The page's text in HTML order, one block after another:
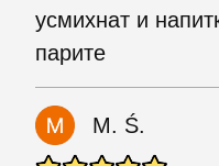
усмихнат и
парите
M. Ś.